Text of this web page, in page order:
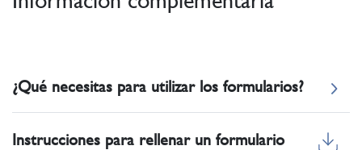
¿Qué necesitas para utilizar los formularios?
Instrucciones para rellenar un formulario